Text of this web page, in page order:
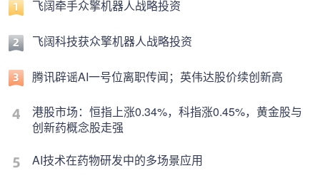
飞阔牵手众擎机器人战略投资
飞阔科技获众擎机器人战略投资
腾讯辟谣AI一号位离职传闻；英伟达股价续创新高
港股市场：恒指上涨0.34%，科指涨0.45%，黄金股与
创新药概念股走强
AI技术在药物研发中的多场景应用